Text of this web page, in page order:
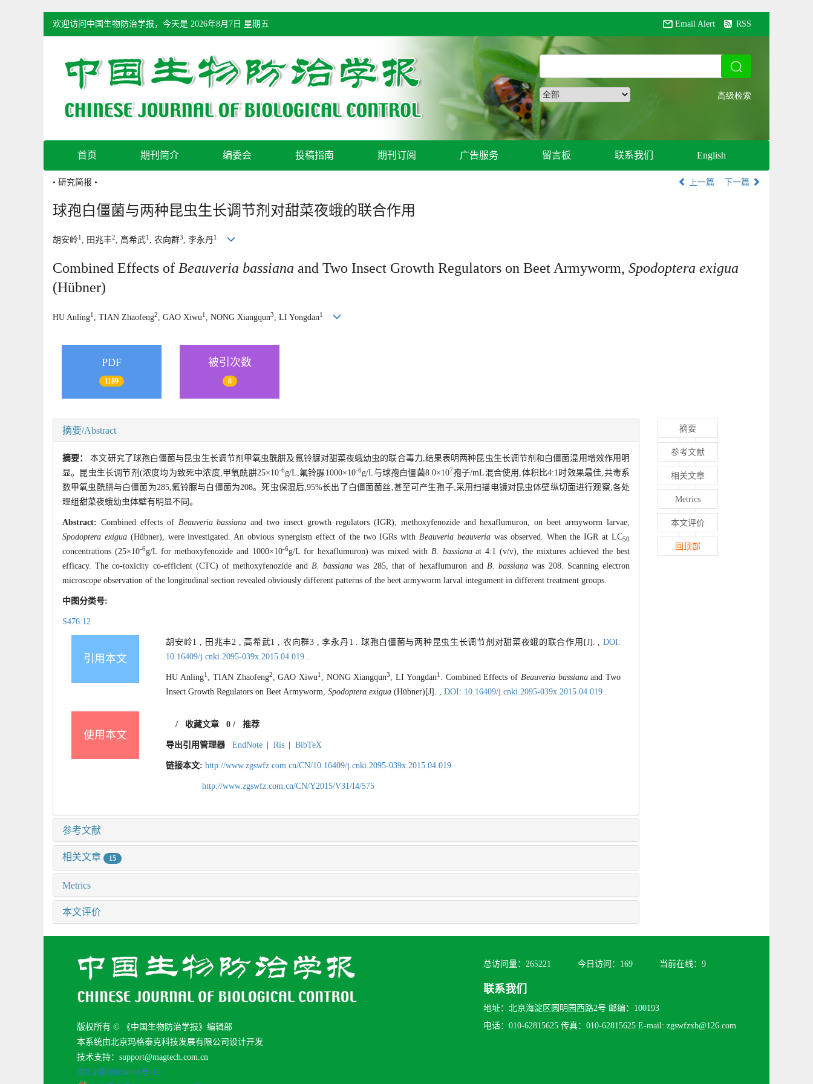
欢迎访问中国生物防治学报，今天是 2026年8月7日 星期五 Email Alert RSS
首页 期刊简介 编委会 投稿指南 期刊订阅 广告服务 留言板 联系我们 English
• 研究简报 • 上一篇 下一篇
球孢白僵菌与两种昆虫生长调节剂对甜菜夜蛾的联合作用
胡安岭1 , 田兆丰2, 高希武1 , 农向群3, 李永丹1
Combined Effects of Beauveria bassiana and Two Insect Growth Regulators on Beet Armyworm, Spodoptera exigua
(Hübner)
HU Anling1 , TIAN Zhaofeng2 , GAO Xiwu1 , NONG Xiangqun3 , LI Yongdan1
PDF
1189
被引次数
8
摘要/Abstract
摘要：本文研究了球孢白僵菌与昆虫生长调节剂甲氧虫酰肼及氟铃脲对甜菜夜蛾幼虫的联合毒力,结果表明两种昆虫生长调节剂和白僵菌混用增效作用明
显。昆虫生长调节剂(浓度均为致死中浓度,甲氧酰肼25×10-6g/L,氟铃脲1000×10-6g/L与球孢白僵菌8.0×107孢子/mL混合使用,体积比4:1时效果最佳,共毒系
数甲氧虫酰肼与白僵菌为285,氟铃脲与白僵菌为208。死虫保湿后,95%长出了白僵菌菌丝,甚至可产生孢子;采用扫描电镜对昆虫体壁纵切面进行观察,各处
理组甜菜夜蛾幼虫体壁有明显不同。
Abstract: Combined effects of Beauveria bassiana and two insect growth regulators (IGR), methoxyfenozide and hexaflumuron, on beet armyworm larvae,
Spodoptera exigua(Hübner), were investigated. An obvious synergism effect of the two IGRs withBeauveria beauveriawas observed. When the IGR at LC50
concentrations (25×10-6g/L for methoxyfenozide and 1000×10-6g/L for hexaflumuron) was mixed with B. bassianaat 4:1 (v/v), the mixtures achieved the best
efficacy. The co-toxicity co-efficient (CTC) of methoxyfenozide and B. bassiana was 285, that of hexaflumuron and B. bassiana was 208. Scanning electron
microscope observation of the longitudinal section revealed obviously different patterns of the beet armyworm larval integument in different treatment groups.
中图分类号:
S476.12
引用本文
胡安岭1 , 田兆丰2 , 高希武1 , 农向群3 , 李永丹1 . 球孢白僵菌与两种昆虫生长调节剂对甜菜夜蛾的联合作用[J]. , DOI:
10.16409/j.cnki.2095-039x.2015.04.019 .
HU Anling1 , TIAN Zhaofeng2, GAO Xiwu1 , NONG Xiangqun3, LI Yongdan1 . Combined Effects of Beauveria bassianaand Two
Insect Growth Regulators on Beet Armyworm,Spodoptera exigua (Hübner)[J]. ,DOI: 10.16409/j.cnki.2095-039x.2015.04.019 .
使用本文
/ 收藏文章 0/ 推荐
导出引用管理器 EndNote Ris BibTeX
链接本文: http://www.zgswfz.com.cn/CN/10.16409/j.cnki.2095-039x.2015.04.019
http://www.zgswfz.com.cn/CN/Y2015/V31/I4/575
参考文献
相关文章 15
Metrics
本文评价
摘要
参考文献
相关文章
Metrics
本文评价
回顶部
版权所有 © 《中国生物防治学报》编辑部
本系统由北京玛格泰克科技发展有限公司设计开发
技术支持：support@magtech.com.cn
京ICP备05034986号-10
总访问量： 265221 今日访问： 169 当前在线： 9
联系我们
地址：北京海淀区圆明园西路2号 邮编：100193
电话：010-62815625 传真：010-62815625 E-mail: zgswfzxb@126.com